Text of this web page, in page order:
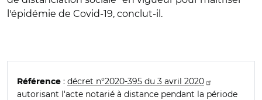
l'épidémie de Covid-19, conclut-il.
Référence : décret n°2020-395 du 3 avril 2020
autorisant l'acte notarié à distance pendant la période